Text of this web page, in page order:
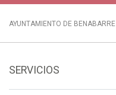
AYUNTAMIENTO DE BENABARRE
SERVICIOS